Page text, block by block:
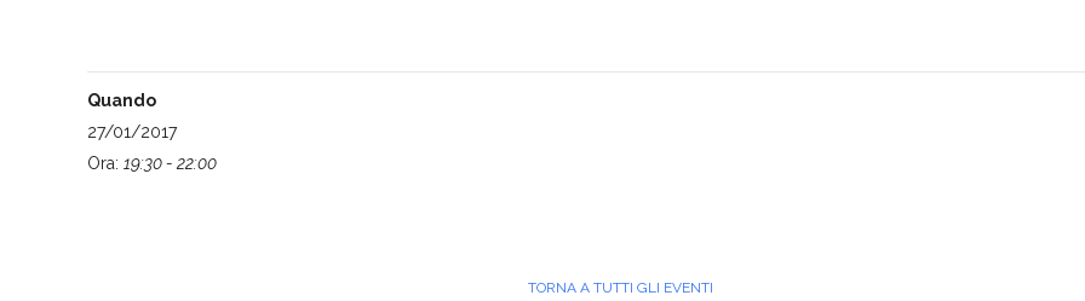
Quando
27/01/2017
Ora: 19:30 - 22:00
TORNA A TUTTI GLI EVENTI